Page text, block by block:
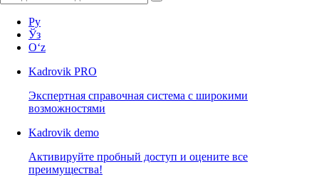
Ру
Ўз
Oʻz
Kadrovik PRO
Экспертная справочная система с широкими
возможностями
Kadrovik demo
Активируйте пробный доступ и оцените все
преимущества!